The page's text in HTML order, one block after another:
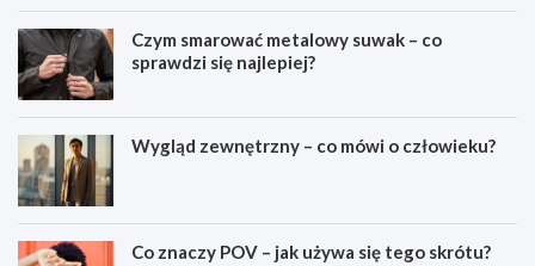
Czym smarować metalowy suwak – co
sprawdzi się najlepiej?
Wygląd zewnętrzny – co mówi o człowieku?
Co znaczy POV – jak używa się tego skrótu?